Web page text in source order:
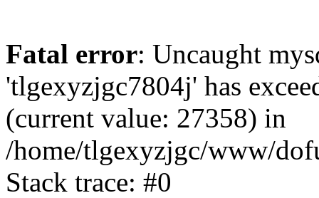
Fatal error: Uncaught
'tlgexyzjgc7804j' has
(current value: 27358) in
/home/tlgexyzjgc/www/
Stack trace: #0